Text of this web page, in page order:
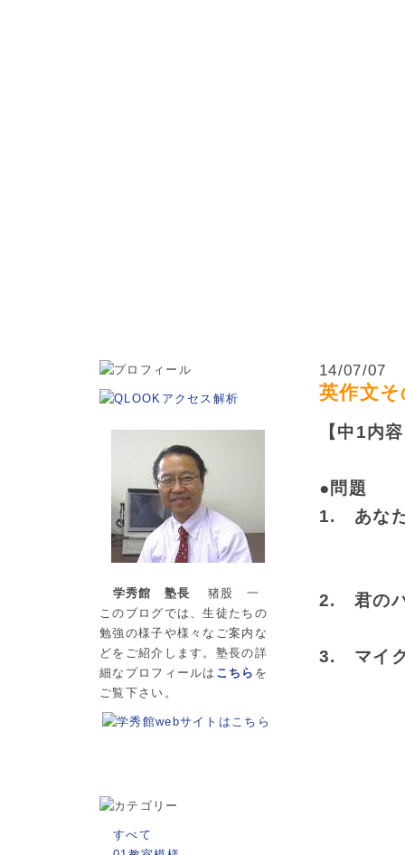
14/07/07
英作文
【中1内
●問題
1. あなた
2. 君のバ
3. マイク
学秀館 塾長 猪股 一
このブログでは、生徒たちの
勉強の様子や様々なご案内な
どをご紹介します。塾長の詳
細なプロフィールは こちら を
ご覧下さい。
すべて